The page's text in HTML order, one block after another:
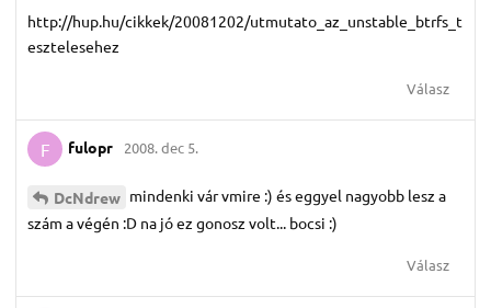
http://hup.hu/cikkek/20081202/utmutato_az_unstable_btrfs_t
esztelesehez
Válasz
F fulopr 2008. dec 5.
DcNdrew mindenki vár vmire :) és eggyel nagyobb lesz a
szám a végén :D na jó ez gonosz volt... bocsi :)
Válasz